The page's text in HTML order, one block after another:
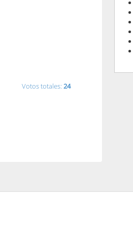
Votos totales: 24